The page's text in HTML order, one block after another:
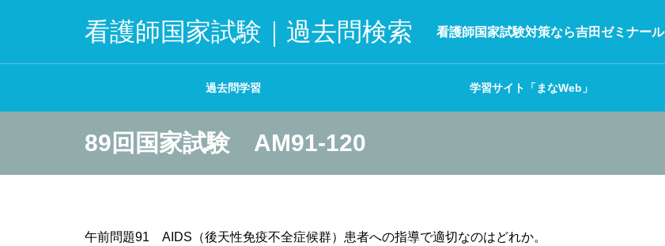
看護師国家試験｜過去問検索 看護師国家試験対策なら吉田ゼミナール
過去問学習 学習サイト「まなWeb」
89回国家試験 AM91-120
午前問題91 AIDS（後天性免疫不全症候群）患者への指導で適切なのはどれか。